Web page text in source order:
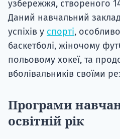
узбережжя, створеного
Даний навчальний
успіхів у спорті,
баскетболі, жіночому
польовому хокеї, та
вболівальників своїми
Програми
освітній рік